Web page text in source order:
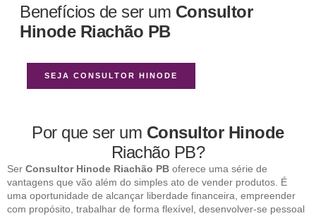
Benefícios de ser um Consultor
Hinode Riachão PB
SEJA CONSULTOR HINODE
Por que ser um Consultor Hinode
Riachão PB?
Ser Consultor Hinode Riachão PB oferece uma série de
vantagens que vão além do simples ato de vender produtos. É
uma oportunidade de alcançar liberdade financeira, empreender
com propósito, trabalhar de forma flexível, desenvolver-se pessoal